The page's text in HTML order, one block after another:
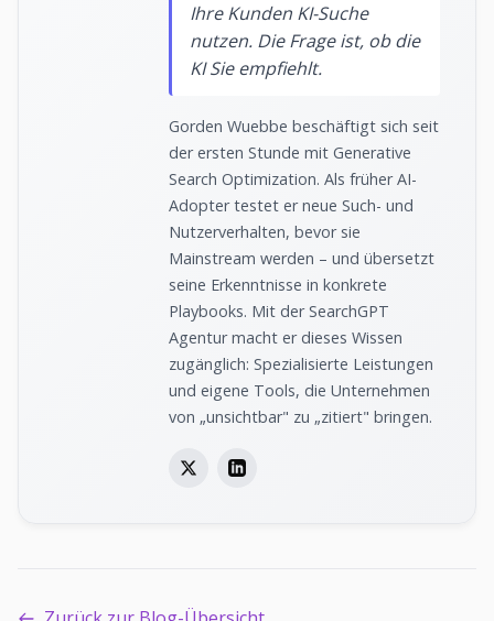
Ihre Kunden KI-Suche
nutzen. Die Frage ist, ob die
KI Sie empfiehlt.
Gorden Wuebbe beschäftigt sich seit
der ersten Stunde mit Generative
Search Optimization. Als früher AI-
Adopter testet er neue Such- und
Nutzerverhalten, bevor sie
Mainstream werden – und übersetzt
seine Erkenntnisse in konkrete
Playbooks. Mit der SearchGPT
Agentur macht er dieses Wissen
zugänglich: Spezialisierte Leistungen
und eigene Tools, die Unternehmen
von „unsichtbar" zu „zitiert" bringen.